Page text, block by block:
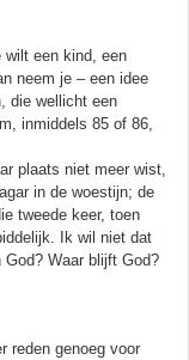
wilt een kind, een
neem je – een idee
die wellicht een
inmiddels 85 of 86,
plaats niet meer wist,
in de woestijn; de
tweede keer, toen
Ik wil niet dat
Waar blijft God?
reden genoeg voor